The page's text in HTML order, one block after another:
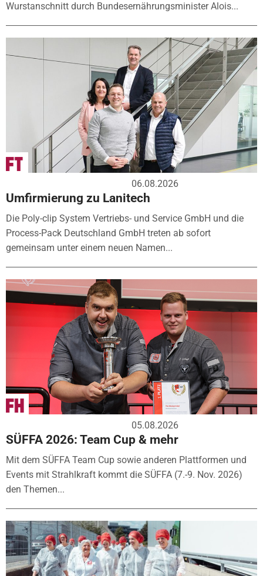
Wurstanschnitt durch Bundesernährungsminister Alois...
06.08.2026
Umfirmierung zu Lanitech
Die Poly-clip System Vertriebs- und Service GmbH und die
Process-Pack Deutschland GmbH treten ab sofort
gemeinsam unter einem neuen Namen...
05.08.2026
SÜFFA 2026: Team Cup & mehr
Mit dem SÜFFA Team Cup sowie anderen Plattformen und
Events mit Strahlkraft kommt die SÜFFA (7.-9. Nov. 2026)
den Themen...